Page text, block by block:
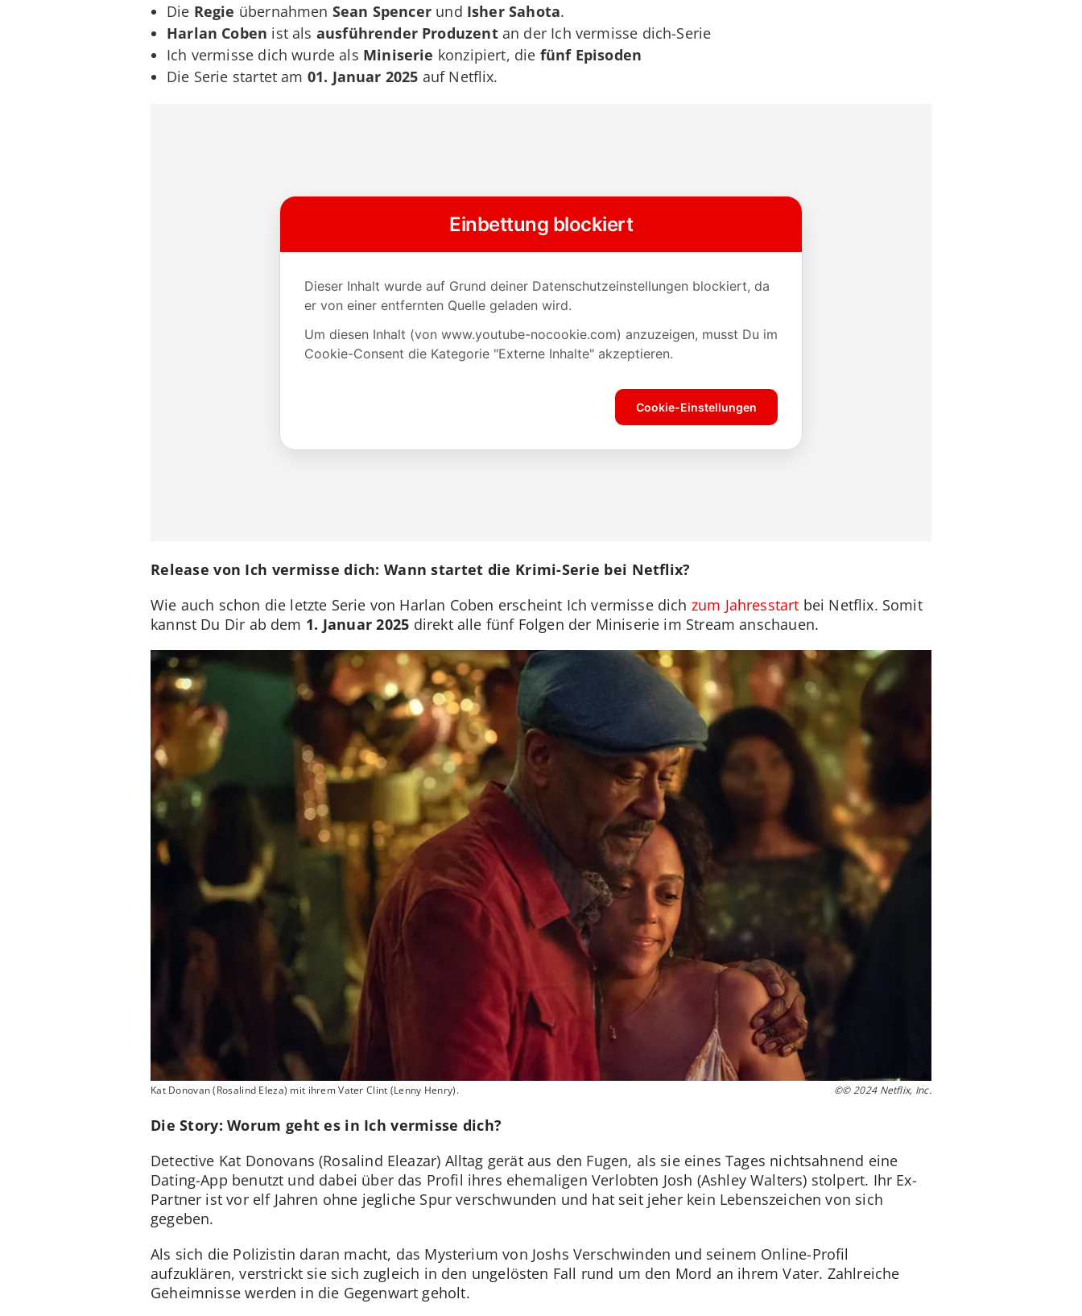
Die Regie übernahmen Sean Spencerund Isher Sahota.
Harlan Coben ist als ausführender Produzentan der Ich vermisse dich-Serie
Ich vermisse dich wurde als Miniserie konzipiert, die fünf Episoden
Die Serie startet am 01. Januar 2025 auf Netflix.
Release von Ich vermisse dich: Wann startet die Krimi-Serie bei Netflix?
Wie auch schon die letzte Serie von Harlan Coben erscheint Ich vermisse dich zum Jahresstart bei Netflix. Somit
kannst Du Dir ab dem 1. Januar 2025 direkt alle fünf Folgen der Miniserie im Stream anschauen.
Kat Donovan (Rosalind Eleza) mit ihrem Vater Clint (Lenny Henry). ©© 2024 Netflix, Inc.
Die Story: Worum geht es in Ich vermisse dich?
Detective Kat Donovans (Rosalind Eleazar) Alltag gerät aus den Fugen, als sie eines Tages nichtsahnend eine
Dating-App benutzt und dabei über das Profil ihres ehemaligen Verlobten Josh (Ashley Walters) stolpert. Ihr Ex-
Partner ist vor elf Jahren ohne jegliche Spur verschwunden und hat seit jeher kein Lebenszeichen von sich
gegeben.
Als sich die Polizistin daran macht, das Mysterium von Joshs Verschwinden und seinem Online-Profil
aufzuklären, verstrickt sie sich zugleich in den ungelösten Fall rund um den Mord an ihrem Vater. Zahlreiche
Geheimnisse werden in die Gegenwart geholt.